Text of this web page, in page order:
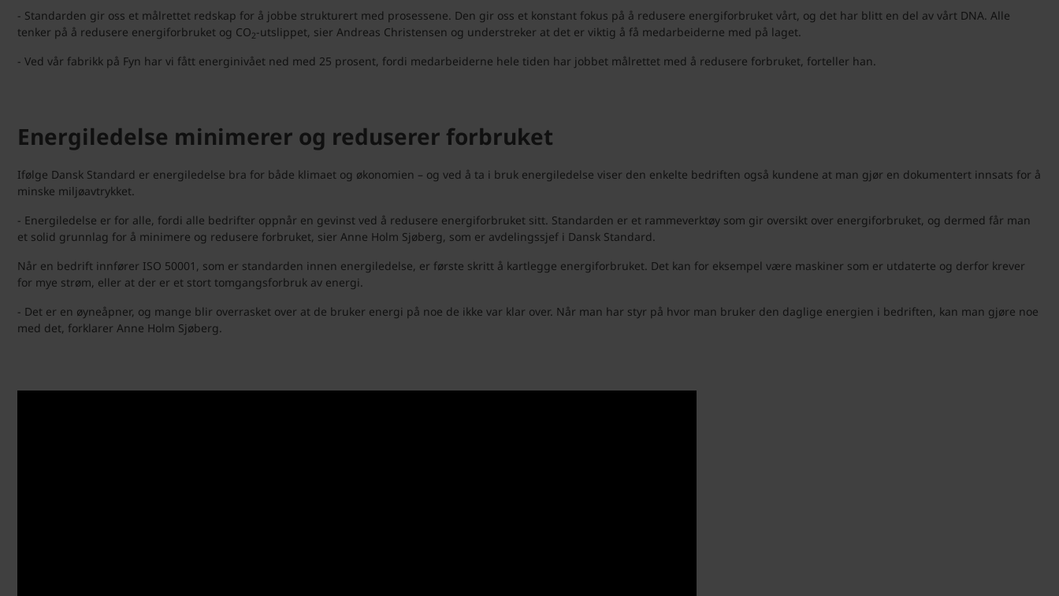
- Standarden gir oss et målrettet redskap for å jobbe strukturert med prosessene. Den gir oss et konstant fokus på å redusere energiforbruket vårt, og det har blitt en del av vårt DNA. Alle
tenker på å redusere energiforbruket og CO2-utslippet, sier Andreas Christensen og understreker at det er viktig å få medarbeiderne med på laget.
- Ved vår fabrikk på Fyn har vi fått energinivået ned med 25 prosent, fordi medarbeiderne hele tiden har jobbet målrettet med å redusere forbruket, forteller han.
Energiledelse minimerer og reduserer forbruket
Ifølge Dansk Standard er energiledelse bra for både klimaet og økonomien – og ved å ta i bruk energiledelse viser den enkelte bedriften også kundene at man gjør en dokumentert innsats for å
minske miljøavtrykket.
- Energiledelse er for alle, fordi alle bedrifter oppnår en gevinst ved å redusere energiforbruket sitt. Standarden er et rammeverktøy som gir oversikt over energiforbruket, og dermed får man
et solid grunnlag for å minimere og redusere forbruket, sier Anne Holm Sjøberg, som er avdelingssjef i Dansk Standard.
Når en bedrift innfører ISO 50001, som er standarden innen energiledelse, er første skritt å kartlegge energiforbruket. Det kan for eksempel være maskiner som er utdaterte og derfor krever
for mye strøm, eller at der er et stort tomgangsforbruk av energi.
- Det er en øyneåpner, og mange blir overrasket over at de bruker energi på noe de ikke var klar over. Når man har styr på hvor man bruker den daglige energien i bedriften, kan man gjøre noe
med det, forklarer Anne Holm Sjøberg.